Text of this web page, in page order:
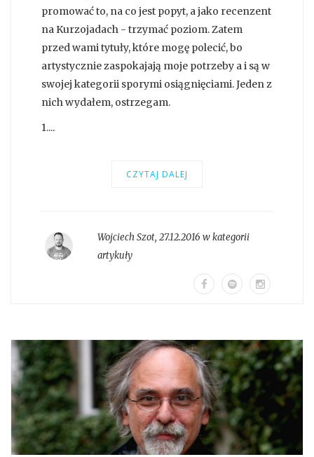
promować to, na co jest popyt, a jako recenzent
na Kurzojadach - trzymać poziom. Zatem
przed wami tytuły, które mogę polecić, bo
artystycznie zaspokajają moje potrzeby a i są w
swojej kategorii sporymi osiągnięciami. Jeden z
nich wydałem, ostrzegam.
1....
CZYTAJ DALEJ
Wojciech Szot, 27.12.2016 w kategorii
artykuły